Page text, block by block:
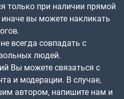
только при наличии прямой
вы можете накликать
всегда совпадать с
людей.
Вы можете связаться с
и модерации. В случае,
автором, напишите нам и